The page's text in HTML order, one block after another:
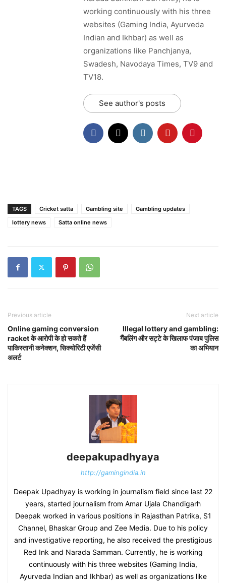
working continuously with his three
websites (Gaming India, Ayurveda
Indian and Ikhbar) as well as
organizations like Panchjanya,
Swadesh, Navodaya Times, TV9 and
TV18.
See author's posts
TAGS Cricket satta Gambling site
Gambling updates
lottery news
Satta online news
Previous article
Online gaming conversion
racket के आरोपी के हो सकते हैं
पाकिस्तानी कनेक्शन, सिक्योरिटी एजेंसी
अलर्ट
Next article
Illegal lottery and gambling:
गैंबलिंग और सट्टे के खिलाफ पंजाब पुलिस
का अभियान
deepakupadhyaya
http://gamingindia.in
Deepak Upadhyay is working in journalism field since last 22
years, started journalism from Amar Ujala Chandigarh
Deepak worked in various positions in Rajasthan Patrika, S1
Channel, Bhaskar Group and Zee Media. Due to his policy
and investigative reporting, he also received the prestigious
Red Ink and Narada Samman. Currently, he is working
continuously with his three websites (Gaming India,
Ayurveda Indian and Ikhbar) as well as organizations like